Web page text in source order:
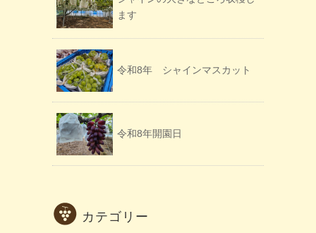
ます
令和8年 シャインマスカット
令和8年開園日
カテゴリー